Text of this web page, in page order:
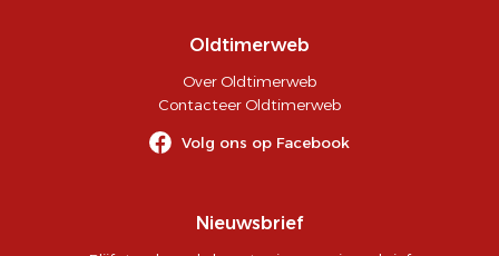
Oldtimerweb
Over Oldtimerweb
Contacteer Oldtimerweb
Volg ons op Facebook
Nieuwsbrief